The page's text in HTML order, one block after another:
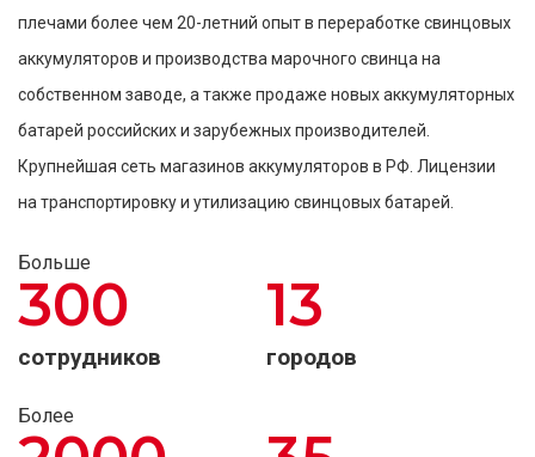
плечами более чем 20-летний опыт в переработке свинцовых
аккумуляторов и производства марочного свинца на
собственном заводе, а также продаже новых аккумуляторных
батарей российских и зарубежных производителей.
Крупнейшая сеть магазинов аккумуляторов в РФ. Лицензии
на транспортировку и утилизацию свинцовых батарей.
Больше
300
сотрудников
13
городов
Более